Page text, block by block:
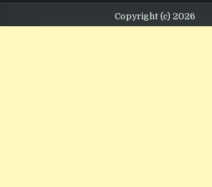
Copyright (c) 2026